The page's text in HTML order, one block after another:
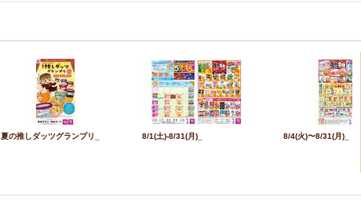
夏の推しダッツグランプリ_ 8/1(土)-8/31(月)_ 8/4(火)〜8/31(月)_